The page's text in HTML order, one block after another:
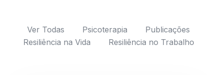
Ver Todas Psicoterapia
Publicações
Resiliência na Vida
Resiliência no Trabalho